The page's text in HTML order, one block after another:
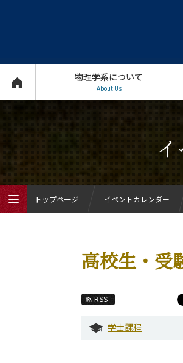
物理学系について
About Us
高校生・受
RSS
学士課程
トップページ イベントカレンダー